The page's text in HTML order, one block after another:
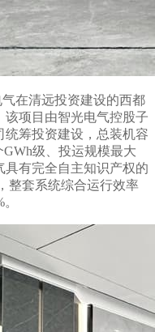
在清远投资建设的西都
该项目由智光电气控股子
筹投资建设，总装机容
级、投运规模最大
具有完全自主知识产权的
整套系统综合运行效率